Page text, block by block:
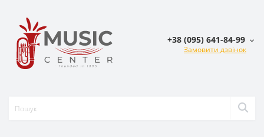
+38 (095) 641-84-99
Замовити дзвінок